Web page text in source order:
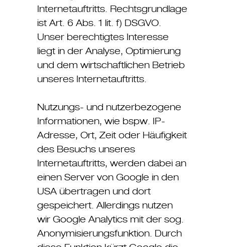
Internetauftritts. Rechtsgrundlage
ist Art. 6 Abs. 1 lit. f) DSGVO.
Unser berechtigtes Interesse
liegt in der Analyse, Optimierung
und dem wirtschaftlichen Betrieb
unseres Internetauftritts.
Nutzungs- und nutzerbezogene
Informationen, wie bspw. IP-
Adresse, Ort, Zeit oder Häufigkeit
des Besuchs unseres
Internetauftritts, werden dabei an
einen Server von Google in den
USA übertragen und dort
gespeichert. Allerdings nutzen
wir Google Analytics mit der sog.
Anonymisierungsfunktion. Durch